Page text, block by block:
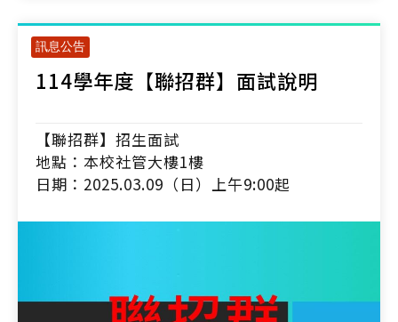
訊息公告
114學年度【聯招群】面試說明
【聯招群】招生面試
地點：本校社管大樓1樓
日期：2025.03.09（日）上午9:00起